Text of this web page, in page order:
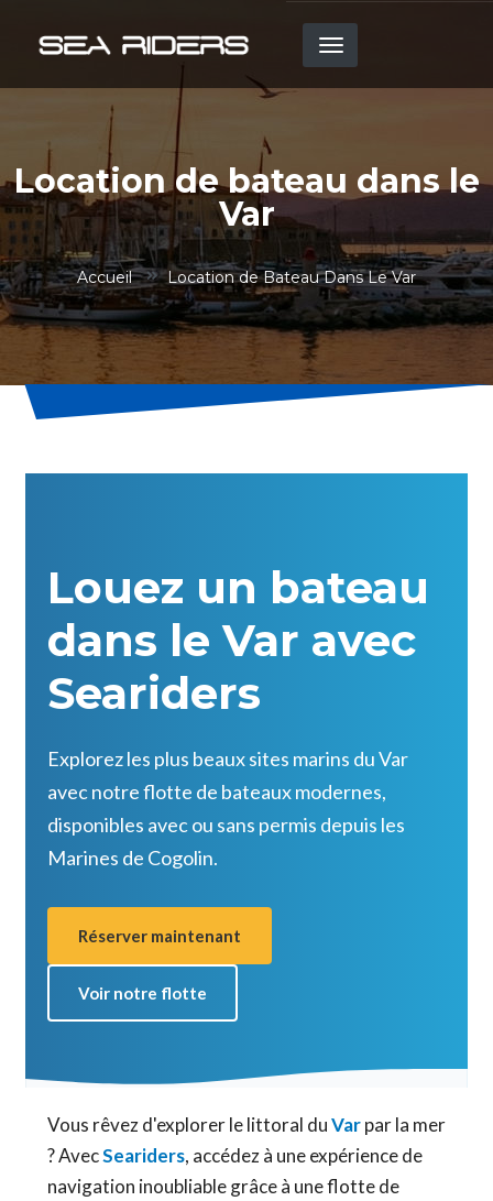
principal
Location de bateau dans le
Var
Accueil Location de Bateau Dans Le Var
Louez un bateau
dans le Var avec
Seariders
Explorez les plus beaux sites marins du Var
avec notre flotte de bateaux modernes,
disponibles avec ou sans permis depuis les
Marines de Cogolin.
Réserver maintenant
Voir notre flotte
Vous rêvez d'explorer le littoral duVarpar la mer
? AvecSeariders, accédez à une expérience de
navigation inoubliable grâce à une flotte de